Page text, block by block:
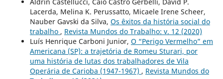
Lacerda, Melina K. Perussatto, Micaele Irene Scheer,
Nauber Gavski da Silva, Os êxitos da história social do
trabalho , Revista Mundos do Trabalho: v. 12 (2020)
Luís Henrique Carboni Junior, O “Perigo Vermelho” em
Americana (SP): a trajetória de Romeu Sturari, por
uma história de lutas dos trabalhadores de Vila
Operária de Carioba (1947-1967) , Revista Mundos do